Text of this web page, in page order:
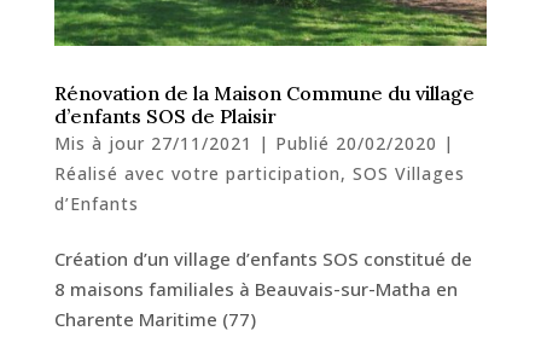
Rénovation de la Maison Commune du village
d’enfants SOS de Plaisir
Mis à jour 27/11/2021 | Publié 20/02/2020 |
Réalisé avec votre participation, SOS Villages
d’Enfants
Création d’un village d’enfants SOS constitué de
8 maisons familiales à Beauvais-sur-Matha en
Charente Maritime (77)